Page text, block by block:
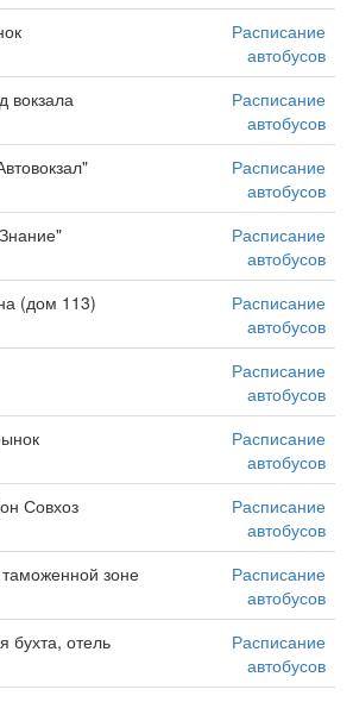
Расписание
автобусов
вокзала
Расписание
автобусов
Расписание
автобусов
Расписание
автобусов
(дом 113)
Расписание
автобусов
Расписание
автобусов
Расписание
автобусов
Совхоз
Расписание
автобусов
зоне
Расписание
автобусов
бухта, отель
Расписание
автобусов